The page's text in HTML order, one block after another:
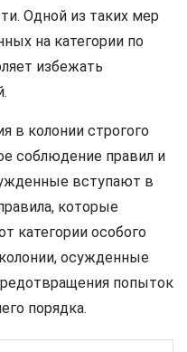
Одной из таких мер
на категории по
избежать
в колонии строгого
соблюдение правил и
вступают в
которые
категории особого
осужденные
попыток
порядка.